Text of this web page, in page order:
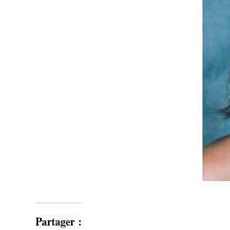
Partager :